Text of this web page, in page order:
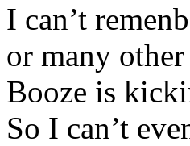
I can’t
or many
Booze is
So I can’t